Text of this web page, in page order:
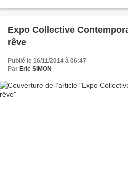
Expo Collective
rêve
Publié le 16/11/2014 à 06:47
Par Eric SIMON